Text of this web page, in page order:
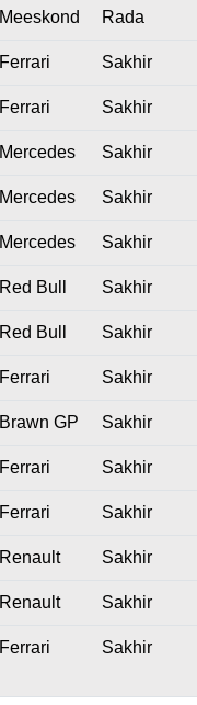
Meeskond Rada
Ferrari Sakhir
Ferrari Sakhir
Mercedes Sakhir
Mercedes Sakhir
Mercedes Sakhir
Red Bull Sakhir
Red Bull Sakhir
Ferrari Sakhir
Brawn GP Sakhir
Ferrari Sakhir
Ferrari Sakhir
Renault Sakhir
Renault Sakhir
Ferrari Sakhir